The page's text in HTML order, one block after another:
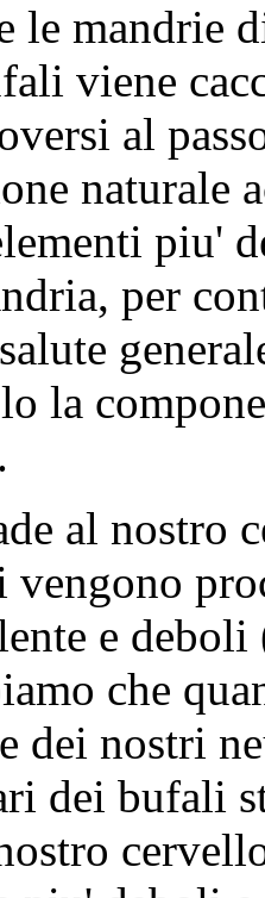
le mandrie
viene
al
naturale
piu'
per
la
al
vengono
e
che
dei nostri
dei bufali